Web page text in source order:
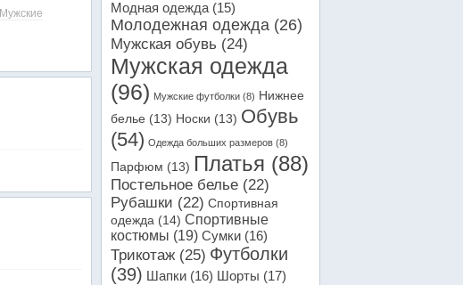
Мужские
Модная одежда (15)
Молодежная одежда (26)
Мужская обувь (24)
Мужская одежда
(96) Мужские футболки (8) Нижнее
белье (13) Носки (13) Обувь
(54) Одежда больших размеров (8)
Парфюм (13) Платья (88)
Постельное белье (22)
Рубашки (22) Спортивная
одежда (14) Спортивные
костюмы (19) Сумки (16)
Трикотаж (25) Футболки
(39) Шапки (16) Шорты (17)